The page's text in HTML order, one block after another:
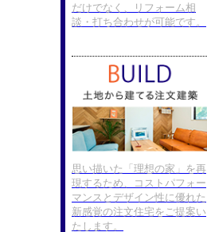
だけでなく、リフォーム相
談・打ち合わせが可能です。
思い描いた「理想の家」を再
現するため、コストパフォー
マンスとデザイン性に優れた
新感覚の注文住宅をご提案い
たします。